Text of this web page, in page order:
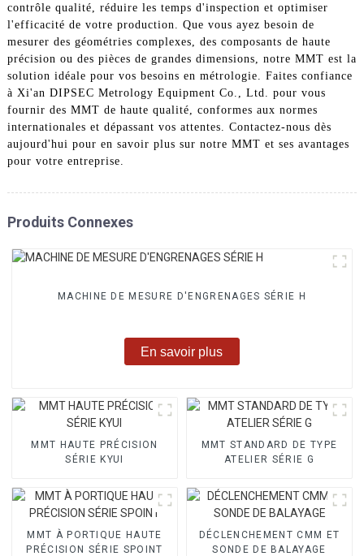
contrôle qualité, réduire les temps d'inspection et optimiser
l'efficacité de votre production. Que vous ayez besoin de
mesurer des géométries complexes, des composants de haute
précision ou des pièces de grandes dimensions, notre MMT est la
solution idéale pour vos besoins en métrologie. Faites confiance
à Xi'an DIPSEC Metrology Equipment Co., Ltd. pour vous
fournir des MMT de haute qualité, conformes aux normes
internationales et dépassant vos attentes. Contactez-nous dès
aujourd'hui pour en savoir plus sur notre MMT et ses avantages
pour votre entreprise.
Produits Connexes
MACHINE DE MESURE D'ENGRENAGES SÉRIE H
En savoir plus
MMT HAUTE PRÉCISION
SÉRIE KYUI
MMT STANDARD DE TYPE
ATELIER SÉRIE G
MMT À PORTIQUE HAUTE
PRÉCISION SÉRIE SPOINT
DÉCLENCHEMENT CMM ET
SONDE DE BALAYAGE